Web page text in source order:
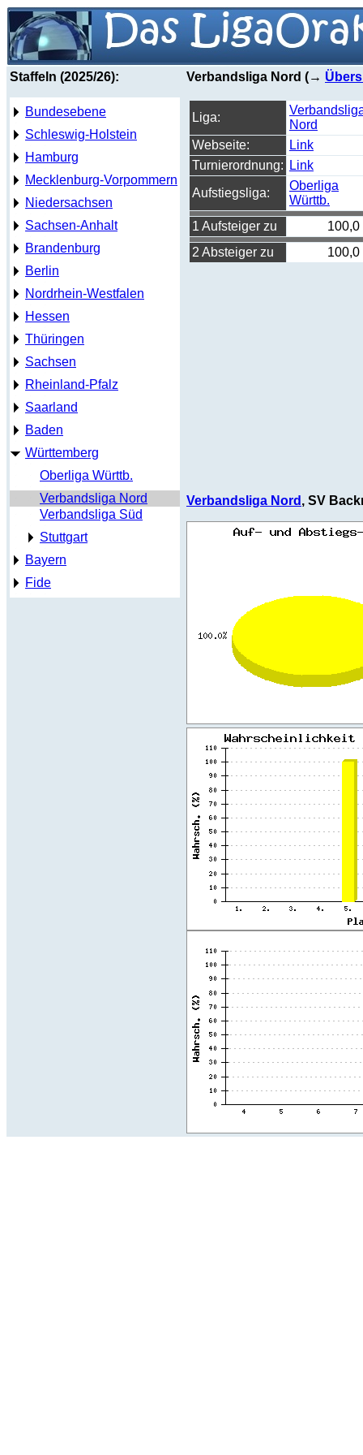
Staffeln (2025/26):
Bundesebene
Schleswig-Holstein
Hamburg
Mecklenburg-Vorpommern
Niedersachsen
Sachsen-Anhalt
Brandenburg
Berlin
Nordrhein-Westfalen
Hessen
Thüringen
Sachsen
Rheinland-Pfalz
Saarland
Baden
Württemberg
Oberliga Württb.
Verbandsliga Nord
Verbandsliga Süd
Stuttgart
Bayern
Fide
Verbandsliga Nord (→
Liga:
Nord
Webseite:
Link
Turnierordnung:
Link
Aufstiegsliga:
Oberliga
Württb.
1 Aufsteiger zu
100,0
2 Absteiger zu
100,0
Verbandsliga Nord , SV